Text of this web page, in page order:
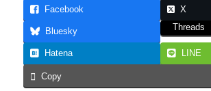
Facebook X
Bluesky Threads
Hatena LINE
Copy